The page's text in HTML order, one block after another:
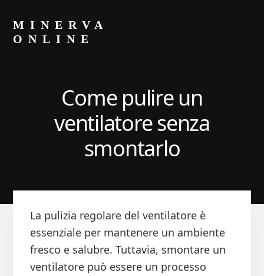
primary
sidebar
content
MINERVA
ONLINE
Come pulire un
ventilatore senza
smontarlo
La pulizia regolare del ventilatore è
essenziale per mantenere un ambiente
fresco e salubre. Tuttavia, smontare un
ventilatore può essere un processo